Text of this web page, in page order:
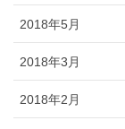
2018年5月
2018年3月
2018年2月